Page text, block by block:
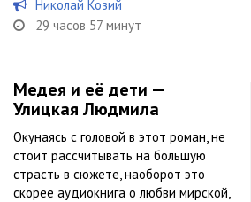
Николай Козий
29 часов 57 минут
Медея и её дети —
Улицкая Людмила
Окунаясь с головой в этот роман, не
стоит рассчитывать на большую
страсть в сюжете, наоборот это
скорее аудиокнига о любви мирской,